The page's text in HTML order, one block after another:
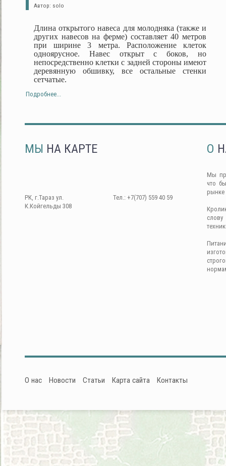
Автор: solo
Длина открытого навеса для молодняка (также и
других навесов на ферме) составляет 40 метров
при ширине 3 метра. Расположение клеток
одноярусное. Навес открыт с боков, но
непосредственно клетки с задней стороны имеют
деревянную обшивку, все остальные стенки
сетчатые.
Подробнее...
МЫ НА КАРТЕ
РК, г.Тараз ул.
К.Койгельды 308
Тел.: +7(707) 559 40 59
О
Мы
что
рынке
О нас Новости Статьи Карта сайта Контакты